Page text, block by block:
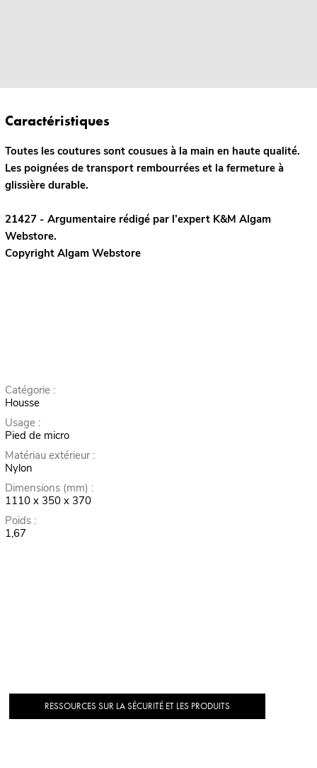
Caractéristiques
Toutes les coutures sont cousues à la main en haute qualité.
Les poignées de transport rembourrées et la fermeture à
glissière durable.
21427 - Argumentaire rédigé par l’expert K&M Algam
Webstore.
Copyright Algam Webstore
Catégorie :
Housse
Usage :
Pied de micro
Matériau extérieur :
Nylon
Dimensions (mm) :
1110 x 350 x 370
Poids :
1,67
RESSOURCES SUR LA SÉCURITÉ ET LES PRODUITS